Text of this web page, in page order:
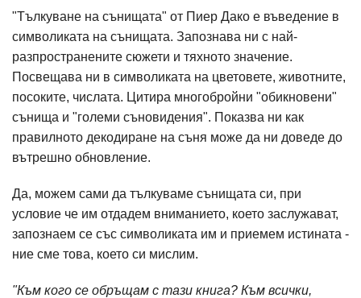
"Тълкуване на сънищата" от Пиер Дако е въведение в
символиката на сънищата. Запознава ни с най-
разпространените сюжети и тяхното значение.
Посвещава ни в символиката на цветовете, животните,
посоките, числата. Цитира многобройни "обикновени"
сънища и "големи съновидения". Показва ни как
правилното декодиране на съня може да ни доведе до
вътрешно обновление.
Да, можем сами да тълкуваме сънищата си, при
условие че им отдадем вниманието, което заслужават,
запознаем се със символиката им и приемем истината -
ние сме това, което си мислим.
"Към кого се обръщам с тази книга? Към всички,